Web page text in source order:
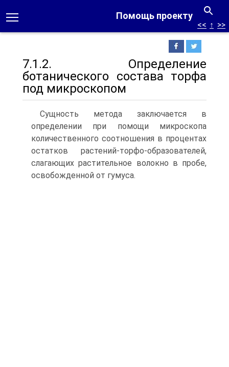
Помощь проекту
<< ↑ >>
7.1.2. Определение
ботанического состава торфа
под микроскопом
Сущность метода заключается в
определении при помощи микроскопа
количественного соотношения в процентах
остатков растений-торфо-образователей,
слагающих растительное волокно в пробе,
освобожденной от гумуса.